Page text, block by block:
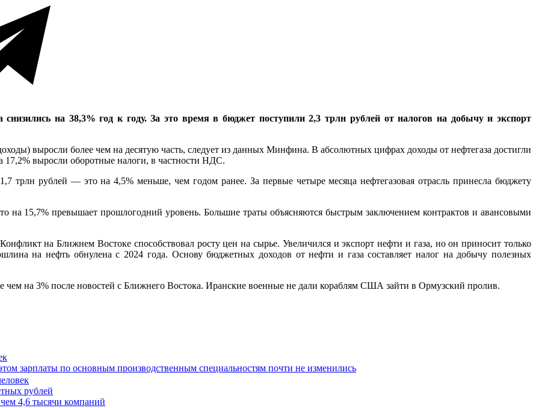
на 38,3% год к году. За это время в бюджет поступили 2,3 трлн рублей от налогов на добычу и экспорт
выросли более чем на десятую часть, следует из данных Минфина. В абсолютных цифрах доходы от нефтегаза достигли
17,2% выросли оборотные налоги, в частности НДС.
трлн рублей — это на 4,5% меньше, чем годом ранее. За первые четыре месяца нефтегазовая отрасль принесла бюджету
на 15,7% превышает прошлогодний уровень. Большие траты объясняются быстрым заключением контрактов и авансовыми
на Ближнем Востоке способствовал росту цен на сырье. Увеличился и экспорт нефти и газа, но он приносит только
на нефть обнулена с 2024 года. Основу бюджетных доходов от нефти и газа составляет налог на добычу полезных
чем на 3% после новостей с Ближнего Востока. Иранские военные не дали кораблям США зайти в Ормузский пролив.
зарплаты по основным производственным специальностям почти не изменились
рублей
4,6 тысячи компаний